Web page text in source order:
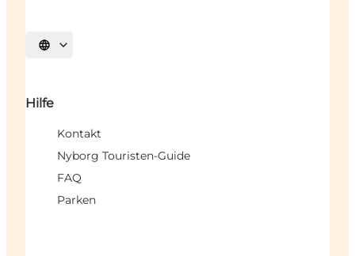
Sprache auswählen
Hilfe
Kontakt
Nyborg Touristen-Guide
FAQ
Parken